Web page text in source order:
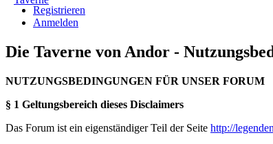
Registrieren
Anmelden
Die Taverne von Andor -
NUTZUNGSBEDINGUNGEN FÜR UNSER FORUM
§ 1 Geltungsbereich dieses Disclaimers
Das Forum ist ein eigenständiger Teil der Seite http://